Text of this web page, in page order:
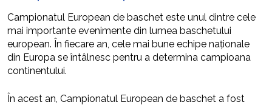
Campionatul European de baschet este unul dintre cele
mai importante evenimente din lumea baschetului
european. În fiecare an, cele mai bune echipe naționale
din Europa se întâlnesc pentru a determina campioana
continentului.
În acest an, Campionatul European de baschet a fost